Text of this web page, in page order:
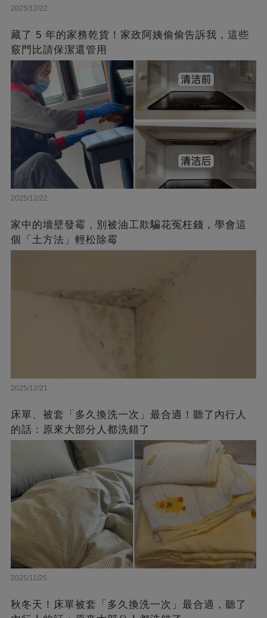
2025/12/22
藏了 5 年的家務乾貨！家政阿姨偷偷告訴我，這些
竅門比請保潔還管用
2025/12/22
家中的墻壁發霉，別被油工欺騙花冤枉錢，學會這
個「土方法」輕松除霉
2025/12/21
床單、被套「多久換洗一次」最合適！聽了內行人
的話：原來大部分人都洗錯了
2025/11/25
秋冬天！床單被套「多久換洗一次」最合適，聽了